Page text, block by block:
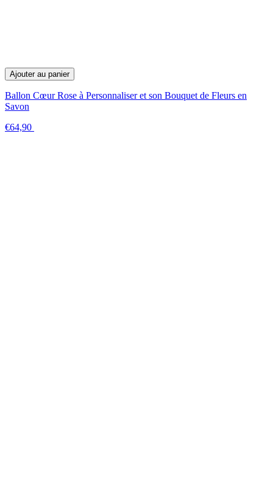
Ajouter au panier
Ballon Cœur Rose à Personnaliser et son Bouquet de Fleurs en
Savon
€64,90